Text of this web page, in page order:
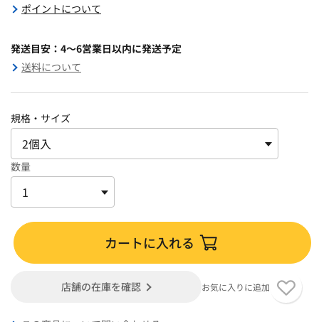
ポイントについて
発送目安：4～6営業日以内に発送予定
送料について
規格・サイズ
数量
カートに入れる
店舗の在庫を確認 お気に入りに追加